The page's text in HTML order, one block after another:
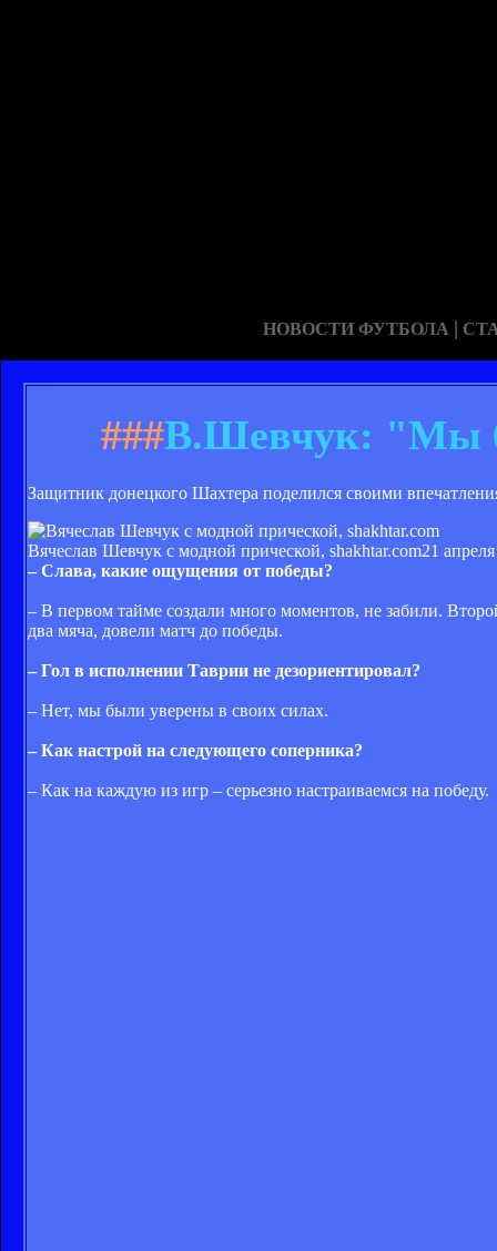
НОВОСТИ ФУТБОЛА |
###В.Шевчук: "Мы
Защитник донецкого Шахтера поделился своими
Вячеслав Шевчук с модной прической, shakhtar.com21
– Слава, какие ощущения от победы?
– В первом тайме создали много моментов, не забили.
два мяча, довели матч до победы.
– Гол в исполнении Таврии не дезориентировал?
– Нет, мы были уверены в своих силах.
– Как настрой на следующего соперника?
– Как на каждую из игр – серьезно настраиваемся на победу.